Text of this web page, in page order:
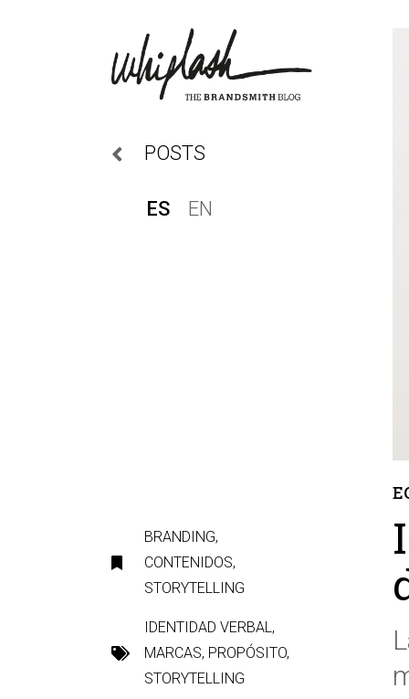
POSTS
ES EN
BRANDING,
CONTENIDOS,
STORYTELLING
IDENTIDAD VERBAL,
MARCAS, PROPÓSITO,
STORYTELLING